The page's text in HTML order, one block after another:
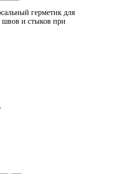
герметик для
швов и стыков при